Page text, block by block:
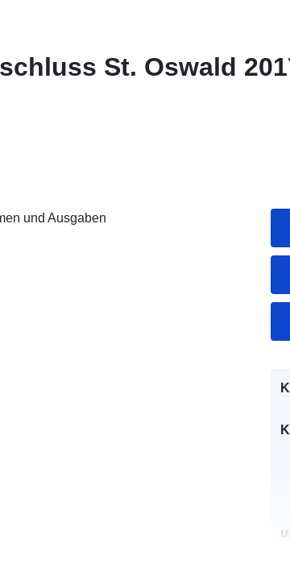
St. Oswald
und Ausgaben